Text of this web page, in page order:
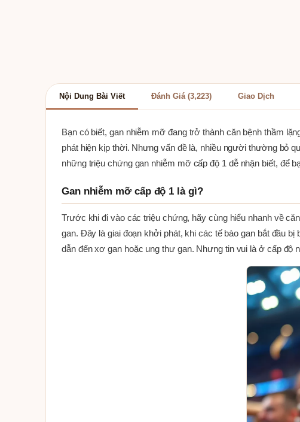
Nội Dung Bài Viết Đánh Giá (3,223) Giao Dịch
Bạn có biết, gan nhiễm mỡ đang trở thành căn bệnh thầm
phát hiện kịp thời. Nhưng vấn đề là, nhiều người thường bỏ
những triệu chứng gan nhiễm mỡ cấp độ 1 dễ nhận biết, để
Gan nhiễm mỡ cấp độ 1 là gì?
Trước khi đi vào các triệu chứng, hãy cùng hiểu nhanh về
gan. Đây là giai đoạn khởi phát, khi các tế bào gan bắt đầu
dẫn đến xơ gan hoặc ung thư gan. Nhưng tin vui là ở cấp